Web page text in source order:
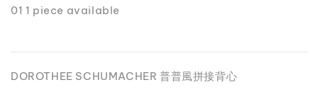
01 1 piece available
DOROTHEE SCHUMACHER 普普風拼接背心